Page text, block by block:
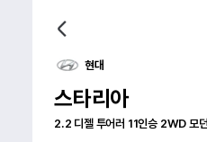
현대
스타리아
2.2 디젤 투어러 11인승 2WD 모던